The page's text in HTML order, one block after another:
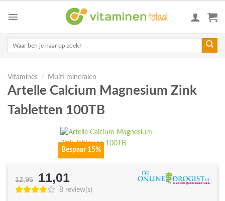
Vitamines / Multi mineralen
Artelle Calcium Magnesium Zink
Tabletten 100TB
Bespaar 15%
12,95
Oorspronkelijke
prijs
11,01
prijs
8 review(s)